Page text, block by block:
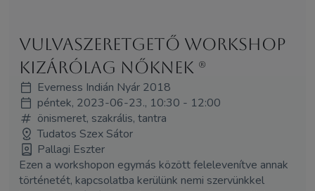
Vulvaszeretgető workshop
kizárólag nőknek (R)
Everness Indián Nyár 2018
péntek, 2023-06-23., 10:30 - 12:00
önismeret, szakrális, tantra
Tudatos Szex Sátor
Pallagi Eszter
Ezen a workshopon egymás között felelevenítve annak
történetét, kapcsolatba kerülünk nemi szervünkkel